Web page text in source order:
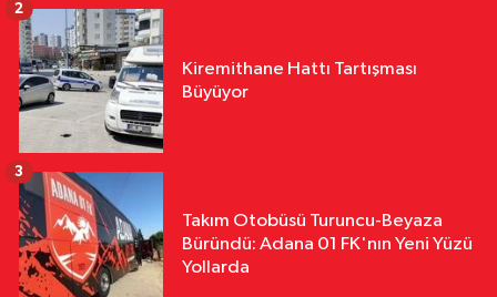
Geldi"
Kültür & Sanat
Kiremithane Hattı Tartışması
Büyüyor
2
Takım Otobüsü Turuncu-Beyaza
Büründü: Adana 01 FK'nın Yeni Yüzü
Yollarda
3